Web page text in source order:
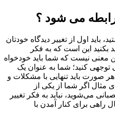
می شود ؟
باید اول از تغییر دیدگاه خودتان
بکنید این است که به فکر
معنی نیست که شما باید خودخواه
کنید؛ شما به عنوان یک
صورت باید تنهایی با مشکلات و
مثال اگر شما از یکی از
می‌شوید، نباید به فکر تغییر
راهی برای کنار آمدن با